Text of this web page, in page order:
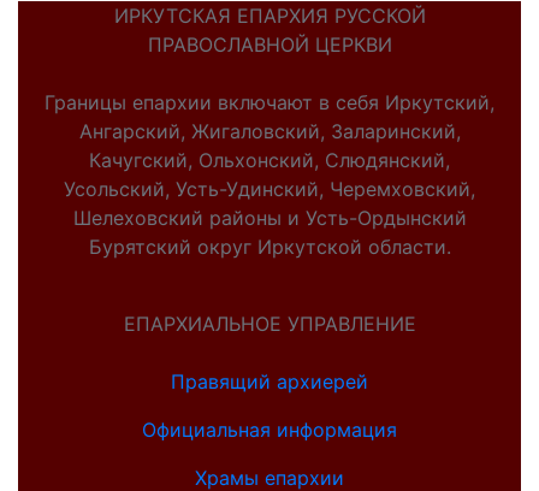
ИРКУТСКАЯ ЕПАРХИЯ РУССКОЙ
ПРАВОСЛАВНОЙ ЦЕРКВИ
Границы епархии включают в себя Иркутский,
Ангарский, Жигаловский, Заларинский,
Качугский, Ольхонский, Слюдянский,
Усольский, Усть-Удинский, Черемховский,
Шелеховский районы и Усть-Ордынский
Бурятский округ Иркутской области.
ЕПАРХИАЛЬНОЕ УПРАВЛЕНИЕ
Правящий архиерей
Официальная информация
Храмы епархии